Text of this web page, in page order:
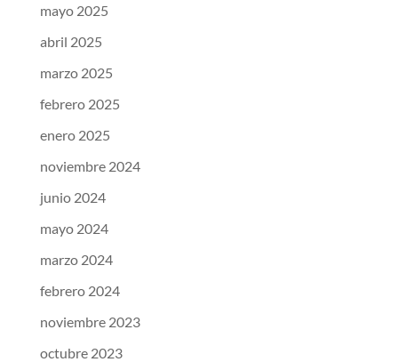
mayo 2025
abril 2025
marzo 2025
febrero 2025
enero 2025
noviembre 2024
junio 2024
mayo 2024
marzo 2024
febrero 2024
noviembre 2023
octubre 2023